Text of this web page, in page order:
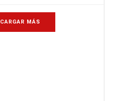
CARGAR MÁS